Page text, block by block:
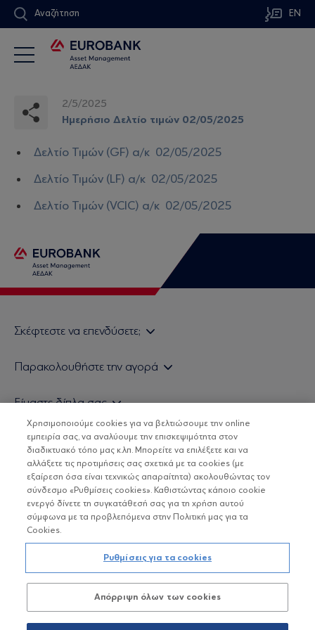
Αναζήτηση EN
2/5/2025
Ημερήσιο Δελτίο τιμών 02/05/2025
Δελτίο Τιμών (GF) α/κ 02/05/2025
Δελτίο Τιμών (LF) α/κ 02/05/2025
Δελτίο Τιμών (VCIC) α/κ 02/05/2025
Σκέφτεστε να επενδύσετε;
Τιμολογιακή Πολιτική
Δείτε τις πολιτικές μας
Βασικές Γνώσεις
Παρακολουθήστε την αγορά
Τα νέα μας
Χρήσιμοι σύνδεσμοι
Είμαστε δίπλα σας
H Eurobank Asset Management ΑΕΔΑΚ
Επενδυτική φιλοσοφία ESG
Πιστοποιημένα στελέχη και συνεργάτες
Αποστολή Βιογραφικών
ΟΙ ΟΣΕΚΑ ΔΕΝ ΕΧΟΥΝ ΕΓΓΥΗΜΕΝΗ ΑΠΟΔΟΣΗ ΚΑΙ ΟΙ
ΠΡΟΗΓΟΥΜΕΝΕΣ ΑΠΟΔΟΣΕΙΣ ΔΕΝ ΔΙΑΣΦΑΛΙΖΟΥΝ ΤΙΣ
ΜΕΛΛΟΝΤΙΚΕΣ
Copyright © Eurobank ΑΕΔΑΚ
Προστασία Προσωπικών Δεδομένων
Όροι χρήσης
Χρησιμοποιούμε cookies για να βελτιώσουμε την online
εμπειρία σας, να αναλύουμε την επισκεψιμότητα στον
διαδικτυακό τόπο μας κ.λπ. Μπορείτε να επιλέξετε και να
αλλάξετε τις προτιμήσεις σας σχετικά με τα cookies (με
εξαίρεση όσα είναι τεχνικώς απαραίτητα) ακολουθώντας τον
σύνδεσμο «Ρυθμίσεις cookies». Καθιστώντας κάποιο cookie
ενεργό δίνετε τη συγκατάθεσή σας για τη χρήση αυτού
σύμφωνα με τα προβλεπόμενα στην Πολιτική μας για τα
Cookies.
Ρυθμίσεις για τα cookies
Απόρριψη όλων των cookies